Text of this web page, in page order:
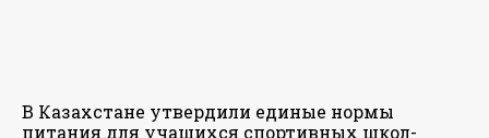
В Казахстане утвердили единые нормы
питания для учащихся спортивных школ-